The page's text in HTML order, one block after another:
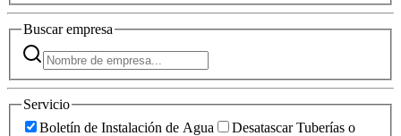
Buscarempresa
Servicio
Boletín de Instalación de Agua
Desatascar Tuberías o